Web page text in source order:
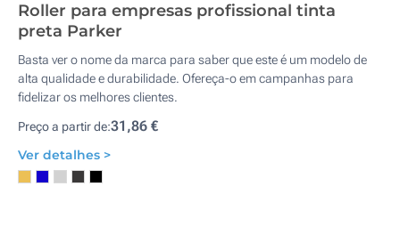
Roller para empresas profissional tinta
preta Parker
Basta ver o nome da marca para saber que este é um modelo de
alta qualidade e durabilidade. Ofereça-o em campanhas para
fidelizar os melhores clientes.
Preço a partir de:31,86 €
Ver detalhes >